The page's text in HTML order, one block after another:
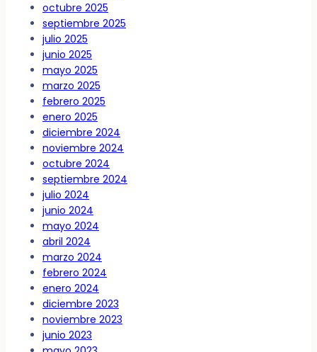
octubre 2025
septiembre 2025
julio 2025
junio 2025
mayo 2025
marzo 2025
febrero 2025
enero 2025
diciembre 2024
noviembre 2024
octubre 2024
septiembre 2024
julio 2024
junio 2024
mayo 2024
abril 2024
marzo 2024
febrero 2024
enero 2024
diciembre 2023
noviembre 2023
junio 2023